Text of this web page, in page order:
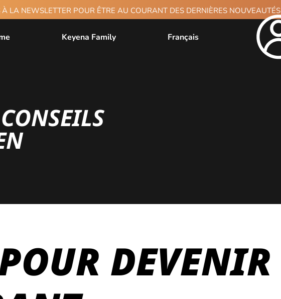
À LA NEWSLETTER POUR ÊTRE AU COURANT DES DERNIÈRES NOUVEAUTÉS
Keyena Family Français
DEVENIR